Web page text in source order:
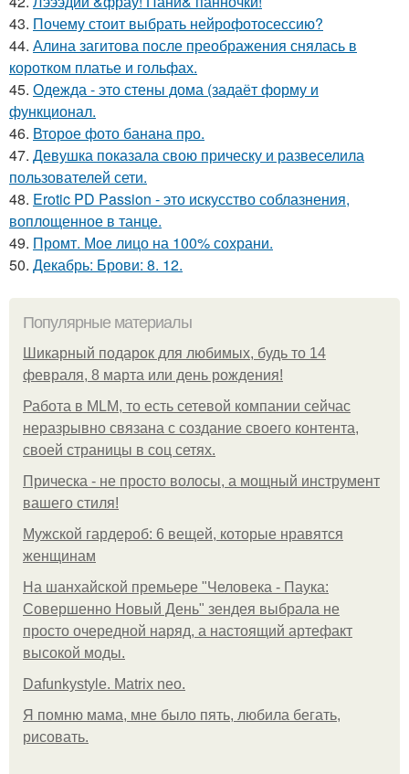
43. Почему стоит выбрать нейрофотосессию?
44. Алина загитова после преображения снялась в
коротком платье и гольфах.
45. Одежда - это стены дома (задаёт форму и
функционал.
46. Второе фото банана про.
47. Девушка показала свою прическу и развеселила
пользователей сети.
48. Erotic PD Passion - это искусство соблазнения,
воплощенное в танце.
49. Промт. Мое лицо на 100% сохрани.
50. Декабрь: Брови: 8. 12.
Популярные материалы
Шикарный подарок для любимых, будь то 14
февраля, 8 марта или день рождения!
Работа в MLM, то есть сетевой компании сейчас
неразрывно связана с создание своего контента,
своей страницы в соц сетях.
Прическа - не просто волосы, а мощный инструмент
вашего стиля!
Мужской гардероб: 6 вещей, которые нравятся
женщинам
На шанхайской премьере "Человека - Паука:
Совершенно Новый День" зендея выбрала не
просто очередной наряд, а настоящий артефакт
высокой моды.
Dafunkystyle. Matrix neo.
Я помню мама, мне было пять, любила бегать,
рисовать.